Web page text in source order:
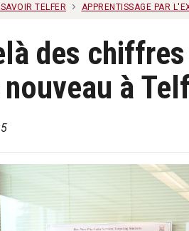
TELFER APPRENTISSAGE PAR
des
à